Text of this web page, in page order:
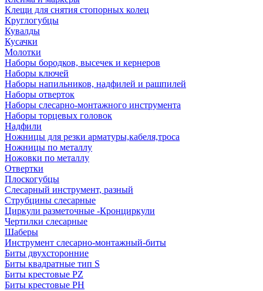
Клещи для снятия стопорных колец
Круглогубцы
Кувалды
Кусачки
Молотки
Наборы бородков, высечек и кернеров
Наборы ключей
Наборы напильников, надфилей и рашпилей
Наборы отверток
Наборы слесарно-монтажного инструмента
Наборы торцевых головок
Надфили
Ножницы для резки арматуры,кабеля,троса
Ножницы по металлу
Ножовки по металлу
Отвертки
Плоскогубцы
Слесарный инструмент, разный
Струбцины слесарные
Циркули разметочные -Кронциркули
Чертилки слесарные
Шаберы
Инструмент слесарно-монтажный-биты
Биты двухсторонние
Биты квадратные тип S
Биты крестовые РZ
Биты крестовые РН